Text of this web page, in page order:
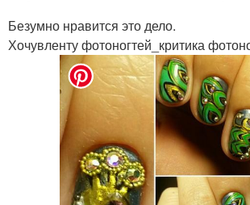
Безумно нравится это дело.
Хочувленту фотоногтей_критика